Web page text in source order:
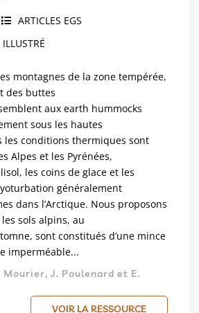
ARTICLES EGS
montagnes de la zone tempérée,
des buttes
aux earth hummocks
sous les hautes
les conditions thermiques sont
Alpes et les Pyrénées,
les coins de glace et les
généralement
dans l’Arctique. Nous proposons
sols alpins, au
sont constitués d’une mince
imperméable...
Mourier, J. Poulenard et E.
VOIR LA RESSOURCE